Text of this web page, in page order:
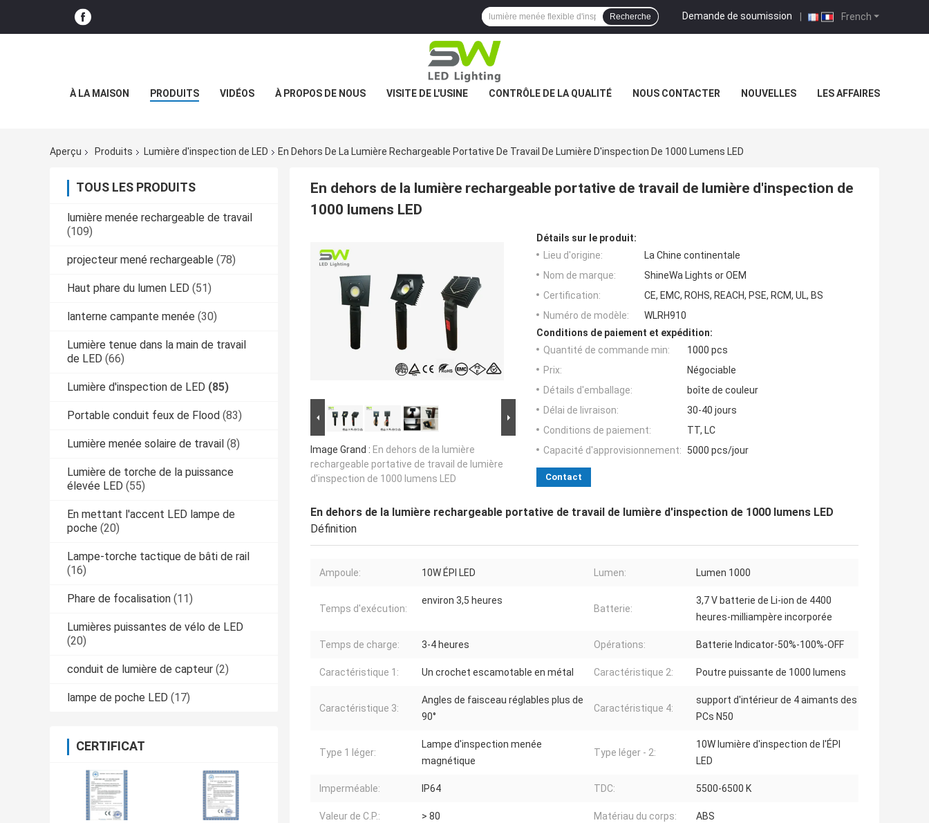
French
Demande de soumission |
Recherche
À LA MAISON PRODUITS VIDÉOS À PROPOS DE NOUS VISITE DE L'USINE CONTRÔLE DE LA QUALITÉ NOUS CONTACTER NOUVELLES LES AFFAIRES
Aperçu Produits Lumière d'inspection de LED En Dehors De La Lumière Rechargeable Portative De Travail De Lumière D'inspection De 1000 Lumens LED
TOUS LES PRODUITS
lumière menée rechargeable de travail
(109)
projecteur mené rechargeable (78)
Haut phare du lumen LED (51)
lanterne campante menée (30)
Lumière tenue dans la main de travail
de LED (66)
Lumière d'inspection de LED (85)
Portable conduit feux de Flood (83)
Lumière menée solaire de travail (8)
Lumière de torche de la puissance
élevée LED (55)
En mettant l'accent LED lampe de
poche (20)
Lampe-torche tactique de bâti de rail
(16)
Phare de focalisation (11)
Lumières puissantes de vélo de LED
(20)
conduit de lumière de capteur (2)
lampe de poche LED (17)
CERTIFICAT
En dehors de la lumière rechargeable portative de travail de lumière d'inspection de
1000 lumens LED
Image Grand : En dehors de la lumière
rechargeable portative de travail de lumière
d'inspection de 1000 lumens LED
Détails sur le produit:
Lieu d'origine:
La Chine continentale
Nom de marque:
ShineWa Lights or OEM
Certification:
CE, EMC, ROHS, REACH, PSE, RCM, UL, BS
Numéro de modèle:
WLRH910
Conditions de paiement et expédition:
Quantité de commande min:
1000 pcs
Prix:
Négociable
Détails d'emballage:
boîte de couleur
Délai de livraison:
30-40 jours
Conditions de paiement:
TT, LC
Capacité d'approvisionnement:
5000 pcs/jour
Contact
En dehors de la lumière rechargeable portative de travail de lumière d'inspection de 1000 lumens LED
Définition
Ampoule: 10W ÉPI LED Lumen: Lumen 1000
Temps d'exécution:
environ 3,5 heures
Batterie:
3,7 V batterie de Li-ion de 4400
heures-milliampère incorporée
Temps de charge: 3-4 heures Opérations: Batterie Indicator-50%-100%-OFF
Caractéristique 1: Un crochet escamotable en métal Caractéristique 2: Poutre puissante de 1000 lumens
Caractéristique 3:
Angles de faisceau réglables plus de
90°
Caractéristique 4:
support d'intérieur de 4 aimants des
PCs N50
Type 1 léger:
Lampe d'inspection menée
magnétique
Type léger - 2:
10W lumière d'inspection de l'ÉPI
LED
Imperméable: IP64 TDC: 5500-6500 K
Valeur de C.P.: > 80 Matériau du corps: ABS